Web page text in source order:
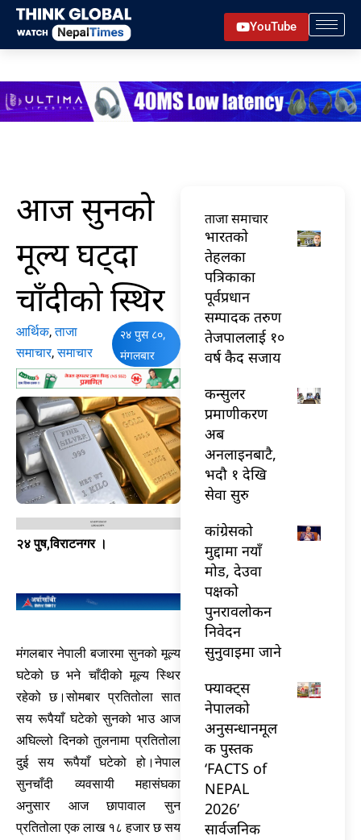
Skip
content
YouTube
आज सुनको
मूल्य घट्दा
चाँदीको स्थिर
आर्थिक,ताजा
समाचार,समाचार
२४ पुस ८०,
मंगलबार
२४ पुष,विराटनगर ।
मंगलबार नेपाली बजारमा सुनको मूल्य
घटेको छ भने चाँदीको मूल्य स्थिर
रहेको छ।सोमबार प्रतितोला सात
सय रूपैयाँ घटेको सुनको भाउ आज
अघिल्लो दिनको तुलनामा प्रतितोला
दुई सय रूपैयाँ घटेको हो।नेपाल
सुनचाँदी व्यवसायी महासंघका
अनुसार आज छापावाल सुन
प्रतितोला एक लाख १८ हजार छ सय
ताजा समाचार
भारतकाे
तेहलका
पत्रिकाका
पूर्वप्रधान
सम्पादक तरुण
तेजपाललाई १०
वर्ष कैद सजाय
कन्सुलर
प्रमाणीकरण
अब
अनलाइनबाटै,
भदौ १ देखि
सेवा सुरु
कांग्रेसको
मुद्दामा नयाँ
मोड, देउवा
पक्षको
पुनरावलोकन
निवेदन
सुनुवाइमा जाने
फ्याक्ट्स
नेपालको
अनुसन्धानमूल
क पुस्तक
‘FACTS of
NEPAL
2026’
सार्वजनिक